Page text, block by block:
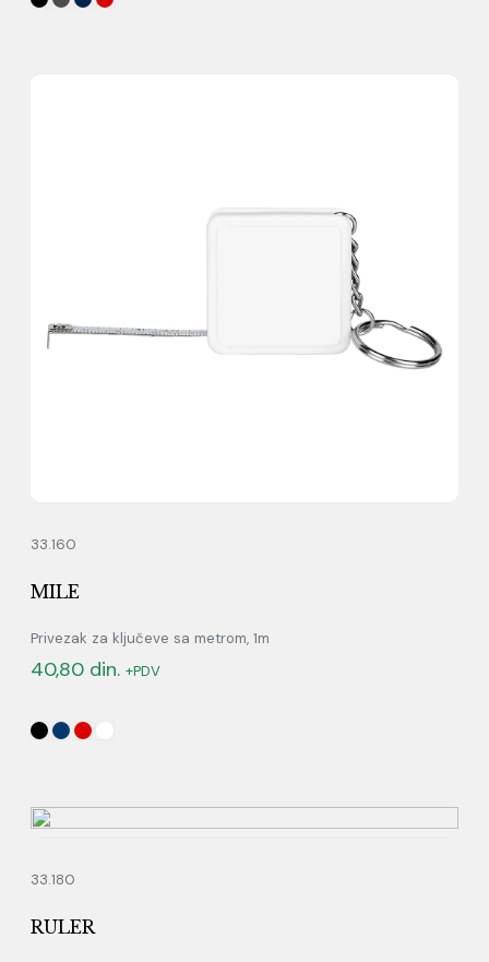
33.160
MILE
Privezak za ključeve sa metrom, 1m
40,80 din. +PDV
33.180
RULER